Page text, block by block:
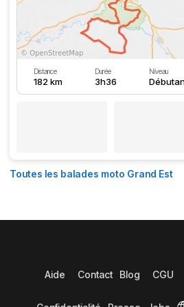
Distance
182 km
Durée
3h36
Niveau
Toutes les balades moto Grand Est
Aide Contact Blog CGU